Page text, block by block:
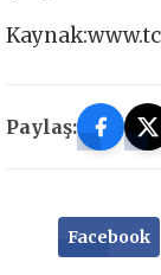
Paylaş:
Facebook